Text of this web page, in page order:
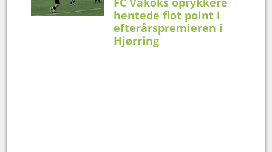
hentede flot point i
efterårspremieren i
Hjørring